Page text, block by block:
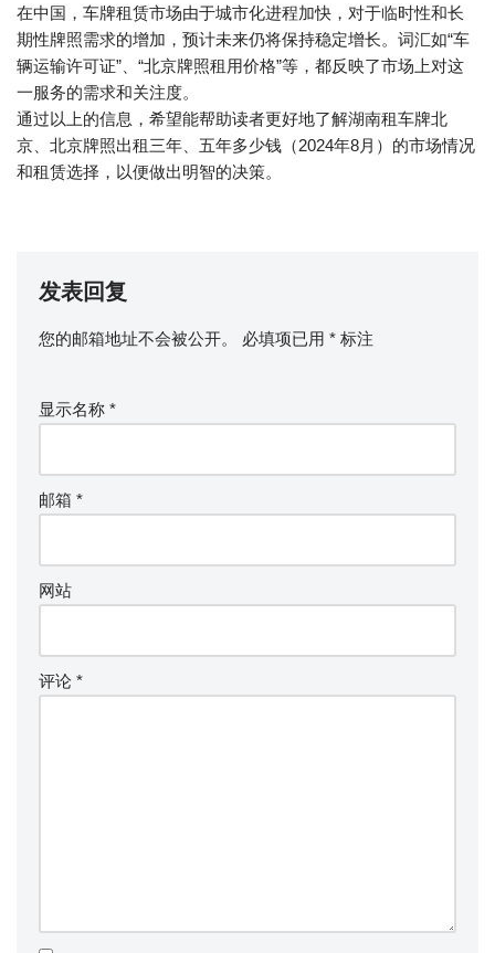
在中国，车牌租赁市场由于城市化进程加快，对于临时性和长
期性牌照需求的增加，预计未来仍将保持稳定增长。词汇如“车
辆运输许可证”、“北京牌照租用价格”等，都反映了市场上对这
一服务的需求和关注度。
通过以上的信息，希望能帮助读者更好地了解湖南租车牌北
京、北京牌照出租三年、五年多少钱（2024年8月）的市场情况
和租赁选择，以便做出明智的决策。
发表回复
您的邮箱地址不会被公开。 必填项已用 * 标注
显示名称 *
邮箱 *
网站
评论 *